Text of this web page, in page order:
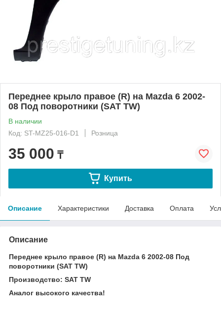
Переднее крыло правое (R) на Mazda 6 2002-
08 Под поворотники (SAT TW)
В наличии
Код: ST-MZ25-016-D1
Розница
35 000 ₸
Купить
Описание Характеристики Доставка Оплата
Описание
Переднее крыло правое (R) на Mazda 6 2002-08 Под
поворотники (SAT TW)
Производство: SAT TW
Аналог высокого качества!